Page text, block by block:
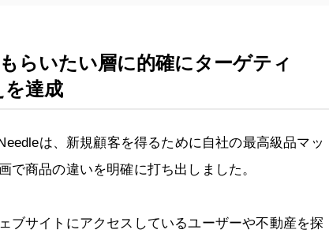
らいたい層に的確にターゲティ
を達成
は、新規顧客を得るために自社の最高級品マッ
で商品の違いを明確に打ち出しました。
ブサイトにアクセスしているユーザーや不動産を探